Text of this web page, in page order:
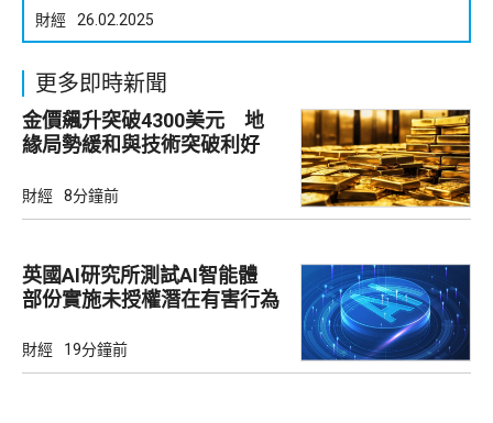
財經 26.02.2025
更多即時新聞
金價飆升突破4300美元 地
緣局勢緩和與技術突破利好
財經 8分鐘前
英國AI研究所測試AI智能體
部份實施未授權潛在有害行為
財經 19分鐘前